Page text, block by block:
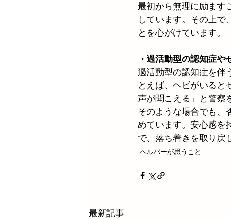
最初から無理に励ます
しています。その上で
とを心がけています。
・過活動型の認知症や
過活動型の認知症を伴
とえば、ヘビがいると
声が聞こえる」と警察
そのような場合でも、
めています。安心感を
で、落ち着きを取り戻
ヘルパーが思うこと
最新記事